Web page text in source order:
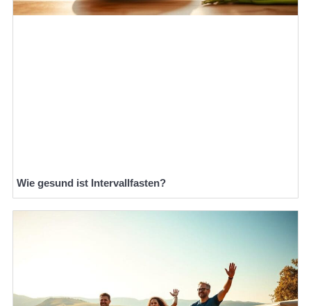
Wie gesund ist Intervallfasten?